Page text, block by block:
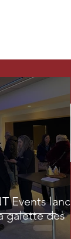
Events lance
galette des